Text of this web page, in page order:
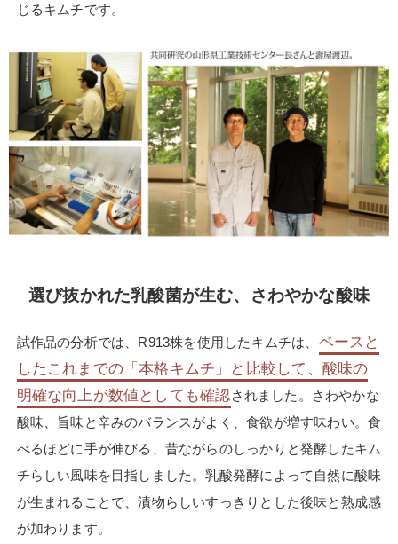
じるキムチです。
選び抜かれた乳酸菌が生む、さわやかな酸味
試作品の分析では、R913株を使用したキムチは、 ベースと
したこれまでの「本格キムチ」と比較して、酸味の
明確な向上が数値としても確認されました。さわやかな
酸味、旨味と辛みのバランスがよく、食欲が増す味わい。食
べるほどに手が伸びる、昔ながらのしっかりと発酵したキム
チらしい風味を目指しました。乳酸発酵によって自然に酸味
が生まれることで、漬物らしいすっきりとした後味と熟成感
が加わります。